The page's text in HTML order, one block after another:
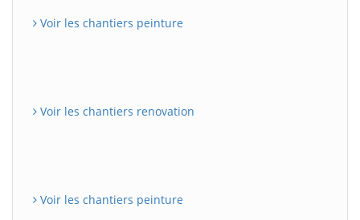
Voir les chantiers peinture
Voir les chantiers renovation
Voir les chantiers peinture